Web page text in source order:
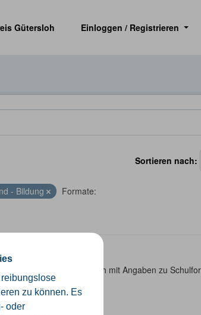
zu können. Es
oder
Gütersloh Einloggen / Registrieren
Sortieren nach
- Bildung
Formate:
im Kreis Gütersloh mit Angaben zu